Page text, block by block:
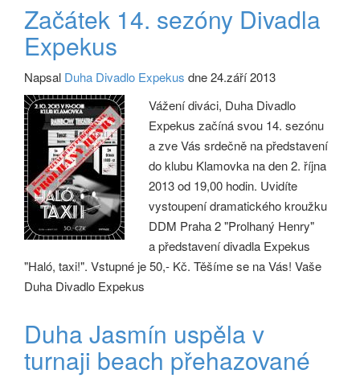
Začátek 14. sezóny Divadla
Expekus
Napsal Duha Divadlo Expekus dne 24.září 2013
Vážení diváci, Duha Divadlo
Expekus začíná svou 14. sezónu
a zve Vás srdečně na představení
do klubu Klamovka na den 2. října
2013 od 19,00 hodin. Uvidíte
vystoupení dramatického kroužku
DDM Praha 2 "Prolhaný Henry"
a představení divadla Expekus
"Haló, taxi!". Vstupné je 50,- Kč. Těšíme se na Vás! Vaše
Duha Divadlo Expekus
Duha Jasmín uspěla v
turnaji beach přehazované